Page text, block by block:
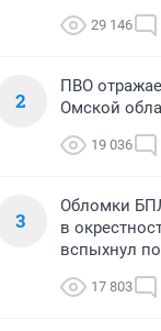
29 146
2
ПВО
Омской
19 036
3
Обломки
в
вспыхнул
17 803